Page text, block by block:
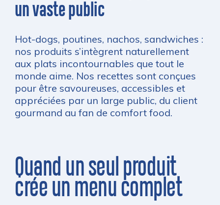
un vaste public
Hot-dogs, poutines, nachos, sandwiches :
nos produits s’intègrent naturellement
aux plats incontournables que tout le
monde aime. Nos recettes sont conçues
pour être savoureuses, accessibles et
appréciées par un large public, du client
gourmand au fan de comfort food.
Quand un seul produit
crée un menu complet